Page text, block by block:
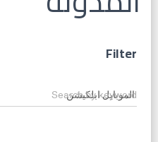
Filter
Search by keyword